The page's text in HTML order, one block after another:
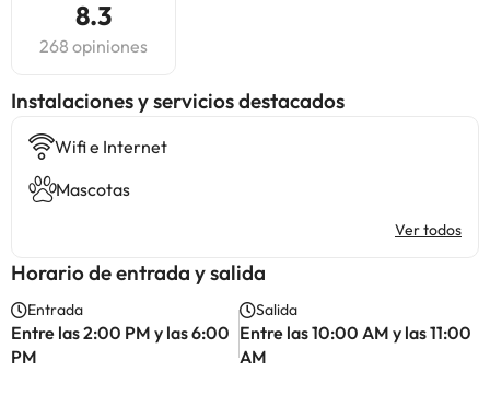
8.3
268 opiniones
Instalaciones y servicios destacados
Wifi e Internet
Mascotas
Ver todos
Horario de entrada y salida
Entrada
Entre las 2:00 PM y las 6:00
PM
Salida
Entre las 10:00 AM y las 11:00
AM